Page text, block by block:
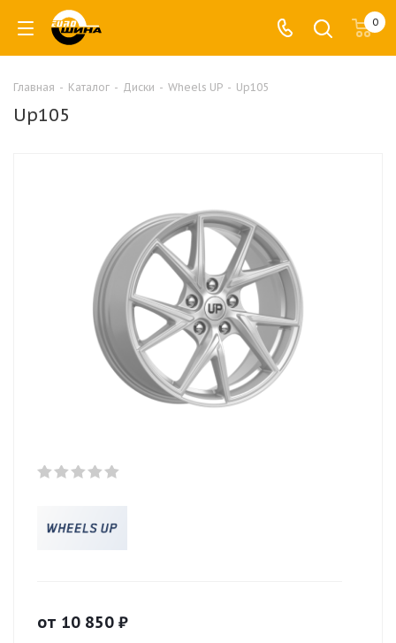
0
Главная - Каталог - Диски - Wheels UP - Up105
Up105
от 10 850 ₽